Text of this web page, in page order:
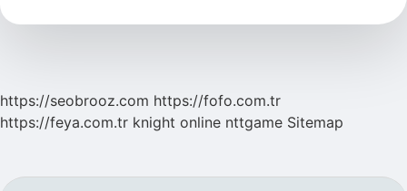
Kremi
https://seobrooz.com https://fofo.com.tr
https://feya.com.tr knight online nttgame Sitemap